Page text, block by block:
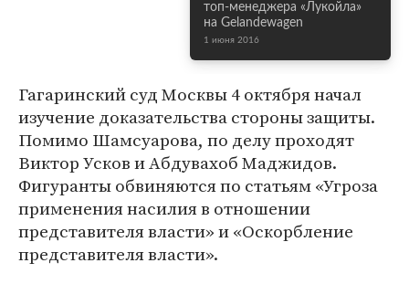
топ-менеджера «Лукойла»
на Gelandewagen
1 июня 2016
Гагаринский суд Москвы 4 октября начал
изучение доказательства стороны защиты.
Помимо Шамсуарова, по делу проходят
Виктор Усков и Абдувахоб Маджидов.
Фигуранты обвиняются по статьям «Угроза
применения насилия в отношении
представителя власти» и «Оскорбление
представителя власти».